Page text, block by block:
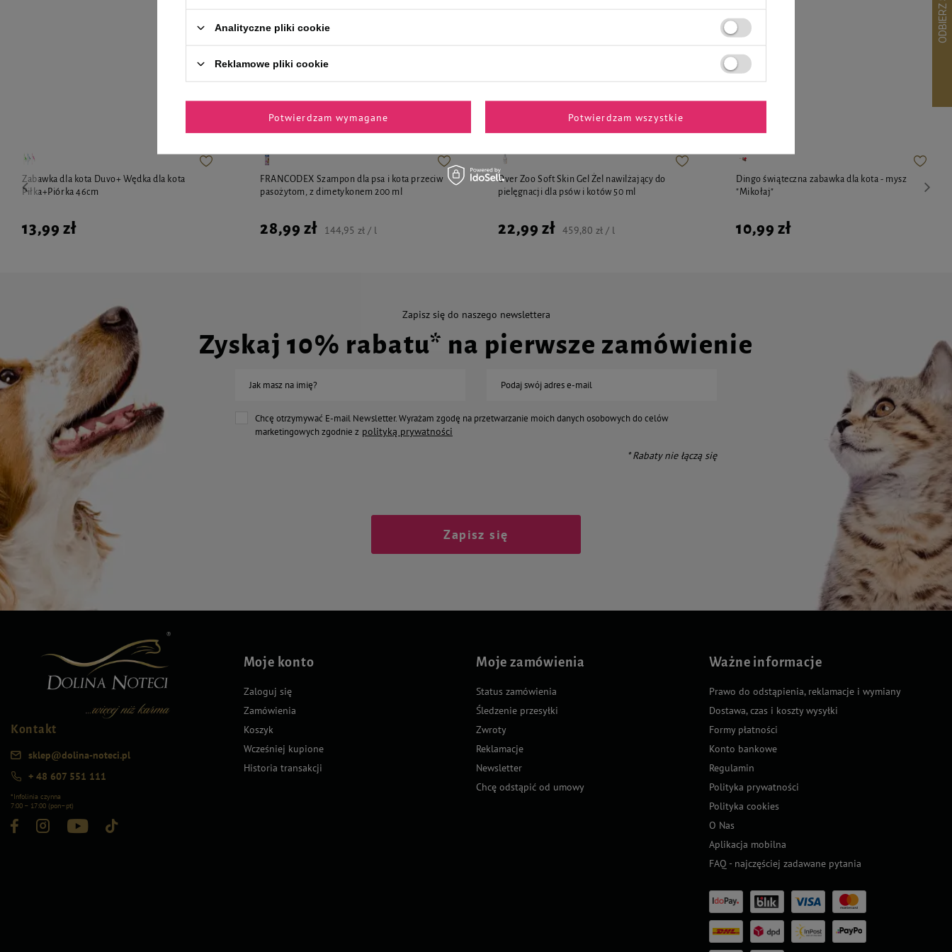
Zabawka dla kota Duvo+ Wędka dla kota
Piłka+Piórka 46cm
13,99 zł
FRANCODEX Szampon dla psa i kota przeciw
pasożytom, z dimetykonem 200 ml
28,99 zł 144,95 zł / l
Over Zoo Soft Skin Gel Żel nawilżający do
pielęgnacji dla psów i kotów 50 ml
22,99 zł 459,80 zł / l
Dingo świąteczna zabawka dla kota - mysz
"Mikołaj"
10,99 zł
Zapisz się do naszego newslettera
Zyskaj 10% rabatu* na pierwsze zamówienie
Jak masz na imię? Podaj swój adres e-mail
Chcę otrzymywać E-mail Newsletter. Wyrażam zgodę na przetwarzanie moich danych osobowych do celów
marketingowych zgodnie z polityką prywatności
* Rabaty nie łączą się
Zapisz się
Kontakt
sklep@dolina-noteci.pl
+ 48 607 551 111
*Infolinia czynna
7:00 – 17:00 (pon–pt)
Moje konto
Zaloguj się
Zamówienia
Koszyk
Wcześniej kupione
Historia transakcji
Moje zamówienia
Status zamówienia
Śledzenie przesyłki
Zwroty
Reklamacje
Newsletter
Chcę odstąpić od umowy
Ważne informacje
Prawo do odstąpienia, reklamacje i wymiany
Dostawa, czas i koszty wysyłki
Formy płatności
Konto bankowe
Regulamin
Polityka prywatności
Polityka cookies
O Nas
Aplikacja mobilna
FAQ - najczęściej zadawane pytania
Analityczne pliki cookie
Reklamowe pliki cookie
Potwierdzam wymagane Potwierdzam wszystkie